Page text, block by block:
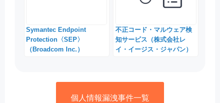
Symantec Endpoint
Protection〈SEP〉
（Broadcom Inc.）
不正コード・マルウェア検
知サービス（株式会社レ
イ・イージス・ジャパン）
個人情報漏洩事件一覧